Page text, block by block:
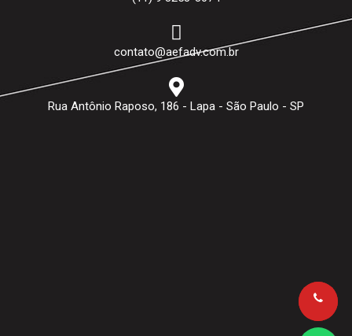
contato@aefadv.com.br
Rua Antônio Raposo, 186 - Lapa - São Paulo - SP